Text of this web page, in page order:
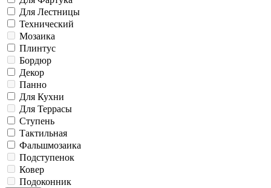
Для Лестницы
Технический
Мозаика
Плинтус
Бордюр
Декор
Панно
Для Кухни
Для Террасы
Ступень
Тактильная
Фальшмозаика
Подступенок
Ковер
Подоконник